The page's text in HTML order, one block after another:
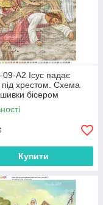
09-А2 Ісус падає
під хрестом. Схема
бісером
Купити